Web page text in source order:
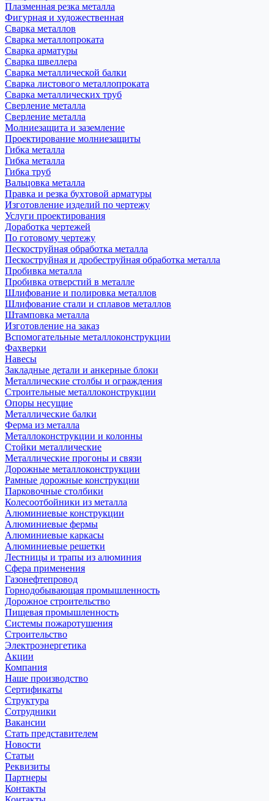
Плазменная резка металла
Фигурная и художественная
Сварка металлов
Сварка металлопроката
Сварка арматуры
Сварка швеллера
Сварка металлической балки
Сварка листового металлопроката
Сварка металлических труб
Сверление металла
Сверление металла
Молниезащита и заземление
Проектирование молниезащиты
Гибка металла
Гибка металла
Гибка труб
Вальцовка металла
Правка и резка бухтовой арматуры
Изготовление изделий по чертежу
Услуги проектирования
Доработка чертежей
По готовому чертежу
Пескоструйная обработка металла
Пескоструйная и дробеструйная обработка металла
Пробивка металла
Пробивка отверстий в металле
Шлифование и полировка металлов
Шлифование стали и сплавов металлов
Штамповка металла
Изготовление на заказ
Вспомогательные металлоконструкции
Фахверки
Навесы
Закладные детали и анкерные блоки
Металлические столбы и ограждения
Строительные металлоконструкции
Опоры несущие
Металлические балки
Ферма из металла
Металлоконструкции и колонны
Стойки металлические
Металлические прогоны и связи
Дорожные металлоконструкции
Рамные дорожные конструкции
Парковочные столбики
Колесоотбойники из металла
Алюминиевые конструкции
Алюминиевые фермы
Алюминиевые каркасы
Алюминиевые решетки
Лестницы и трапы из алюминия
Сфера применения
Газонефтепровод
Горнодобывающая промышленность
Дорожное строительство
Пищевая промышленность
Системы пожаротушения
Строительство
Электроэнергетика
Акции
Компания
Наше производство
Сертификаты
Структура
Сотрудники
Вакансии
Стать представителем
Новости
Статьи
Реквизиты
Партнеры
Контакты